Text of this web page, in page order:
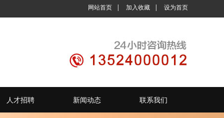
人才招聘 新闻动态 联系我们
网站首页 | 加入收藏 | 设为首页